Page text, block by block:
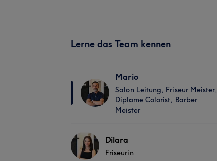
Lerne das Team kennen
Mario
Salon Leitung, Friseur Meister,
Diplome Colorist, Barber
Meister
Dilara
Friseurin